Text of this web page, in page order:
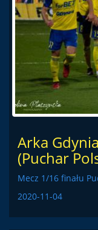
Arka
(Puchar
Mecz 1/16 finału
2020-11-04